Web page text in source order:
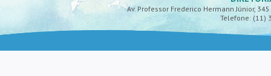
Av. Professor Frederico Hermann Júnior,
Telefone: (11)